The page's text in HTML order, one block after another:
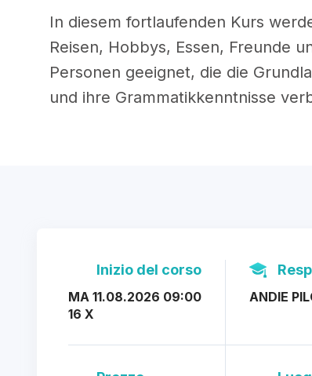
In diesem fortlaufenden Kurs
Reisen, Hobbys, Essen, Freunde
Personen geeignet, die die
und ihre Grammatikkenntnisse
Inizio del corso
MA 11.08.2026 09:00
16 X
ANDIE